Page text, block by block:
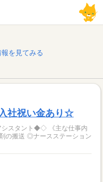
を見てみる
社祝い金あり☆
◆◇ 《主な仕事内
の搬送 ◎ナースステーション